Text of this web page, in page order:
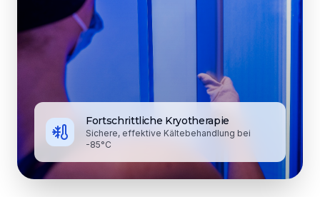
Fortschrittliche Kryotherapie
Sichere, effektive Kältebehandlung bei
-85°C